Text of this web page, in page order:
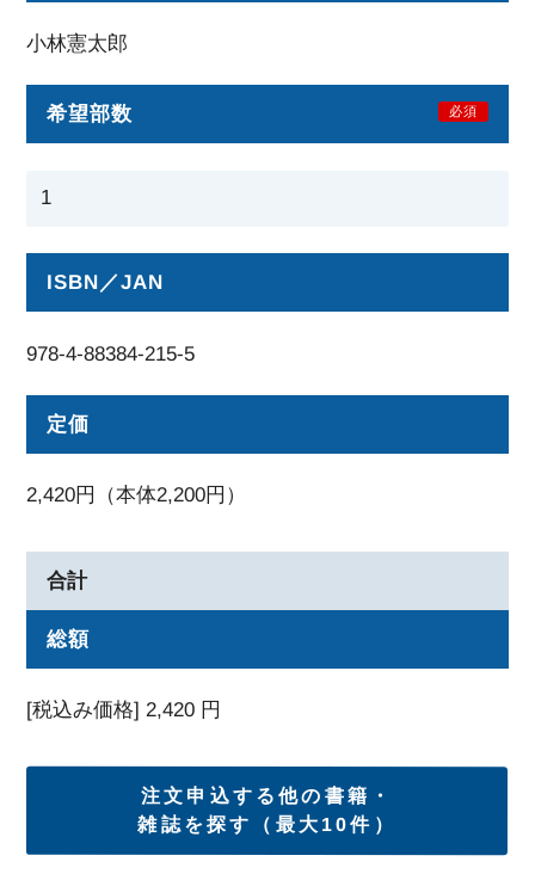
小林憲太郎
希望部数 必須
ISBN／JAN
978-4-88384-215-5
定価
2,420円（本体2,200円）
合計
総額
[税込み価格]2,420 円
注文申込する他の書籍・
雑誌を探す（最大10件）